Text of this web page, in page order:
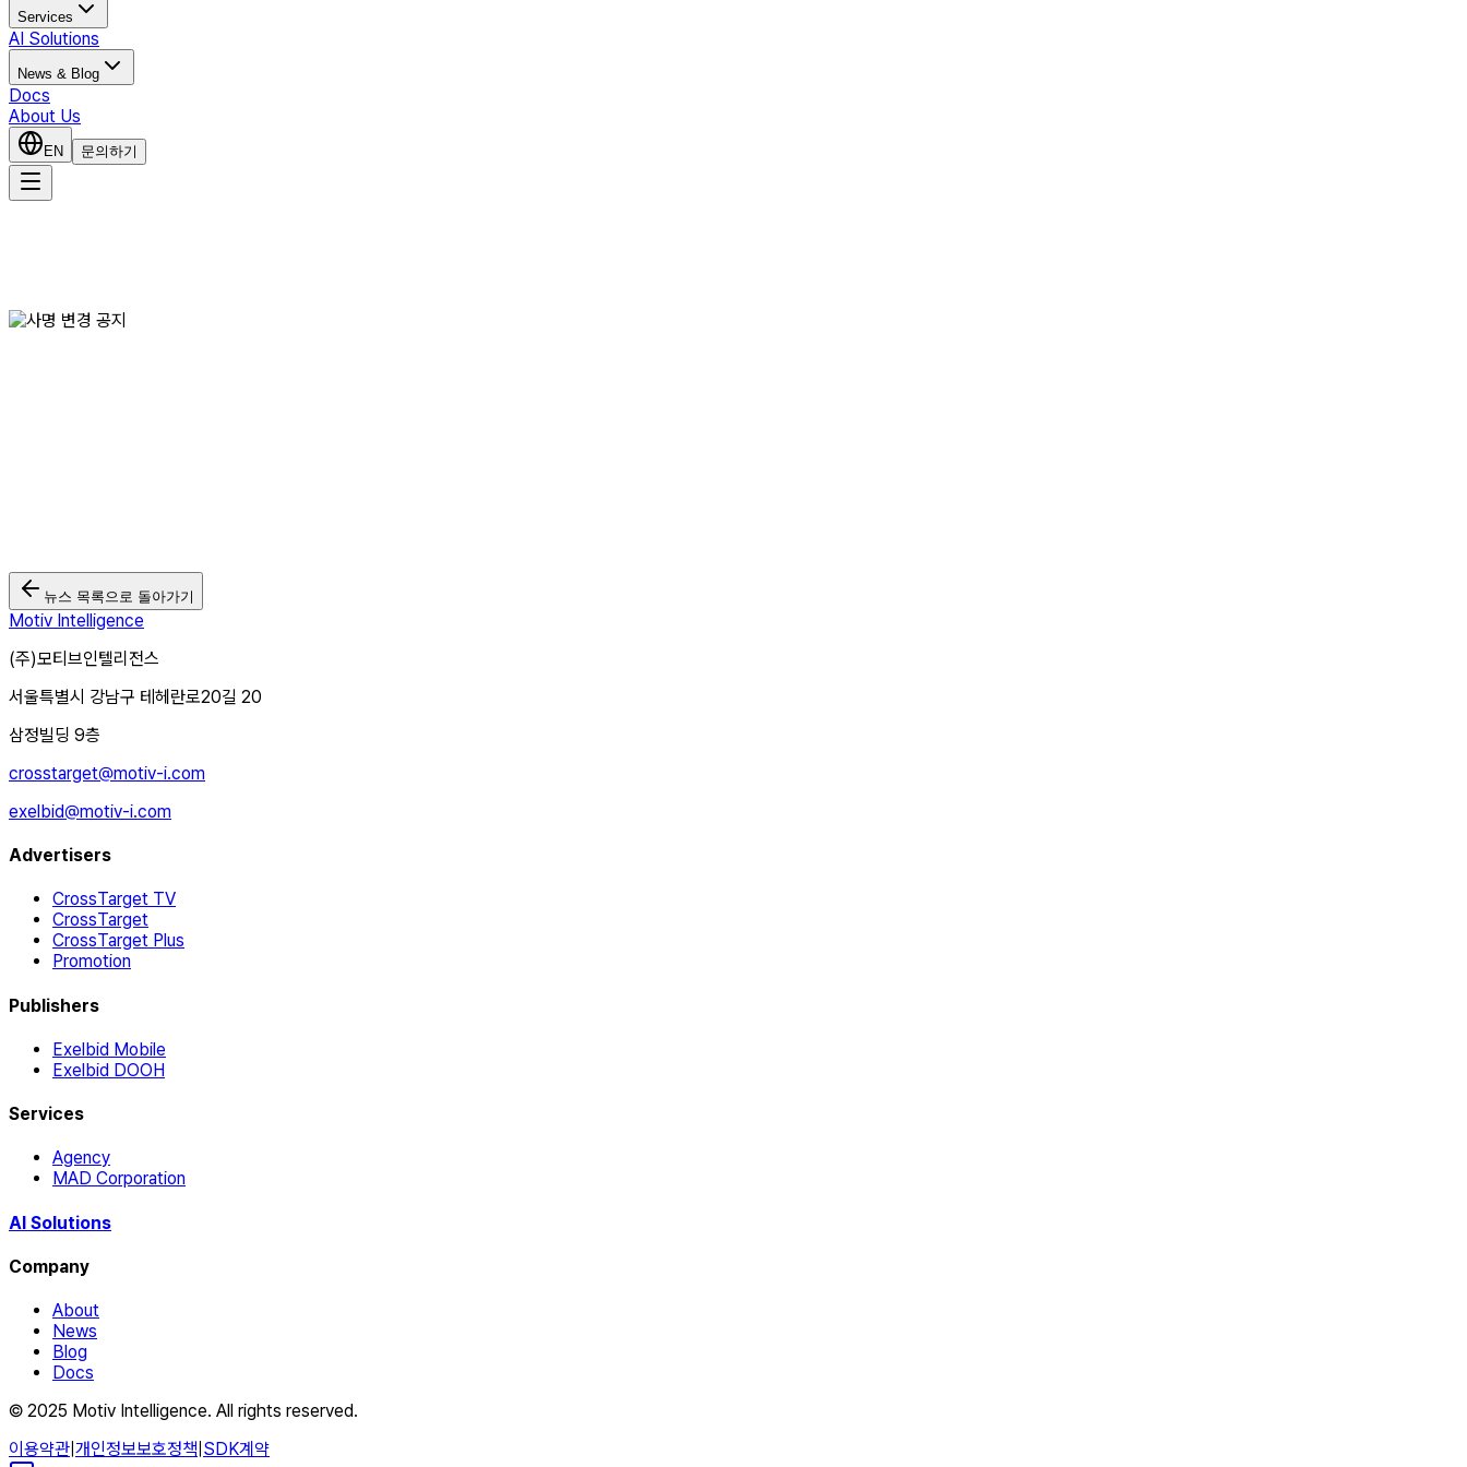
Services
AI Solutions
News & Blog
Docs
About Us
EN 문의하기
뉴스 목록으로 돌아가기
Motiv Intelligence
(주)모티브인텔리전스
서울특별시 강남구 테헤란로20길 20
삼정빌딩 9층
crosstarget@motiv-i.com
exelbid@motiv-i.com
Advertisers
CrossTarget TV
CrossTarget
CrossTarget Plus
Promotion
Publishers
Exelbid Mobile
Exelbid DOOH
Services
Agency
MAD Corporation
AI Solutions
Company
About
News
Blog
Docs
© 2025 Motiv Intelligence. All rights reserved.
이용약관 개인정보보호정책 SDK계약